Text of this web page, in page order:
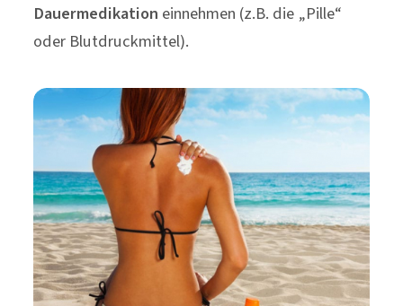
Dauermedikation einnehmen (z.B. die „Pille“
oder Blutdruckmittel).